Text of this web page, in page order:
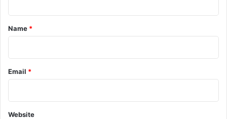
*
Name *
Email *
Website